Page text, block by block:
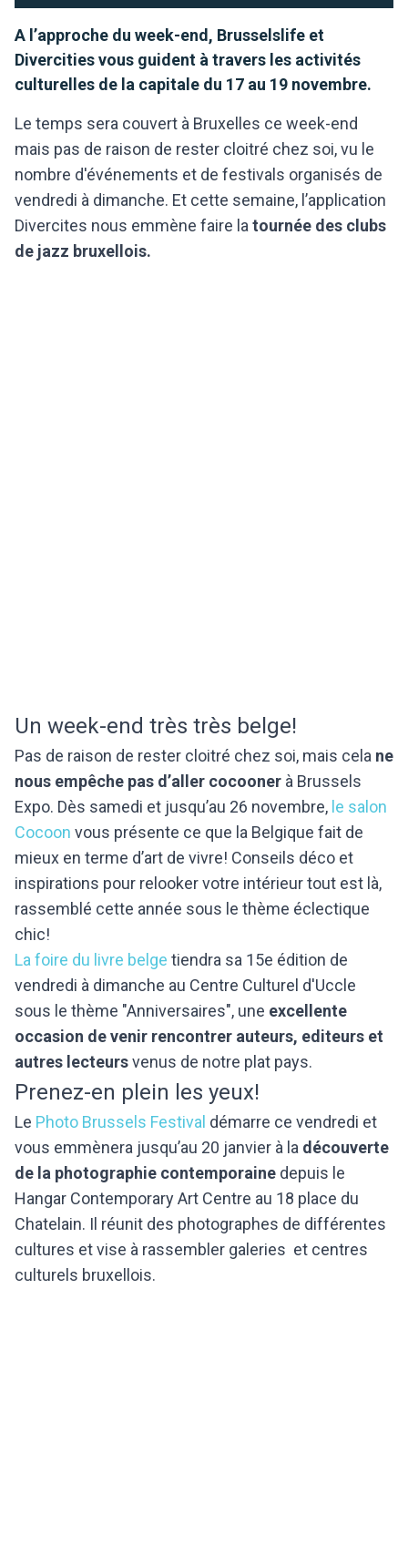
A l’approche du week-end, Brusselslife et
Divercities vous guident à travers les activités
culturelles de la capitale du 17 au 19 novembre.
Le temps sera couvert à Bruxelles ce week-end
mais pas de raison de rester cloitré chez soi, vu le
nombre d'événements et de festivals organisés de
vendredi à dimanche. Et cette semaine, l’application
Divercites nous emmène faire la tournée des clubs
de jazz bruxellois.
Un week-end très très belge!
Pas de raison de rester cloitré chez soi, mais cela ne
nous empêche pas d’aller cocooner à Brussels
Expo. Dès samedi et jusqu’au 26 novembre, le salon
Cocoon vous présente ce que la Belgique fait de
mieux en terme d’art de vivre! Conseils déco et
inspirations pour relooker votre intérieur tout est là,
rassemblé cette année sous le thème éclectique
chic!
La foire du livre belge tiendra sa 15e édition de
vendredi à dimanche au Centre Culturel d'Uccle
sous le thème "Anniversaires", une excellente
occasion de venir rencontrer auteurs, editeurs et
autres lecteursvenus de notre plat pays.
Prenez-en plein les yeux!
Le Photo Brussels Festival démarre ce vendredi et
vous emmènera jusqu’au 20 janvier à la découverte
de la photographie contemporaine depuis le
Hangar Contemporary Art Centre au 18 place du
Chatelain. Il réunit des photographes de différentes
cultures et vise à rassembler galeries et centres
culturels bruxellois.